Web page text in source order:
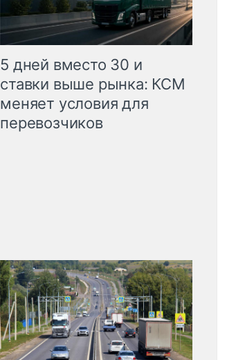
5 дней вместо 30 и
ставки выше рынка: КСМ
меняет условия для
перевозчиков